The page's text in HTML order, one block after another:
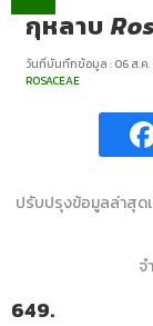
กุหลาบ
วันที่บันทึกข้อมูล : 06 ส.ค.
ROSACEAE
ปรับปรุงข้อมูลล่าสุดเ
จ
649.